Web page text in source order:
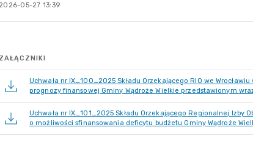
05-27 13:39
ZAŁĄCZNIKI
Uchwała nr IX_100_2025 Składu Orzekającego RIO we
prognozy finansowej Gminy Wądroże Wielkie przedstawionym
Uchwała nr IX_101_2025 Składu Orzekającego Regionalnej Izby
o możliwości sfinansowania deficytu budżetu Gminy Wądroże